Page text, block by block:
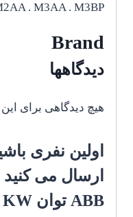
. M3AA . M3BP
Brand
دیدگاهها
هیچ دیدگاهی برای
اولین نفری
ارسال می کنید
ABB توان ۳۰KW دور ۳۰۰۰”